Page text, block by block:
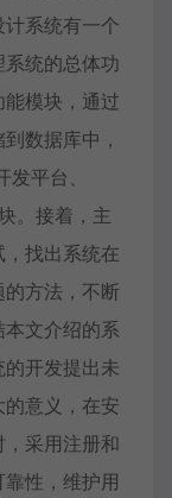
系统有一个
统的总体功
模块，通过
数据库中，
平台、
。接着，主
找出系统在
方法，不断
文介绍的系
开发提出未
意义，在安
采用注册和
性，维护用